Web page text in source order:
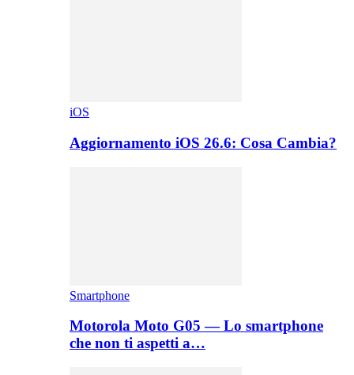
iOS
Aggiornamento iOS 26.6: Cosa Cambia?
Smartphone
Motorola Moto G05 — Lo smartphone
che non ti aspetti a…